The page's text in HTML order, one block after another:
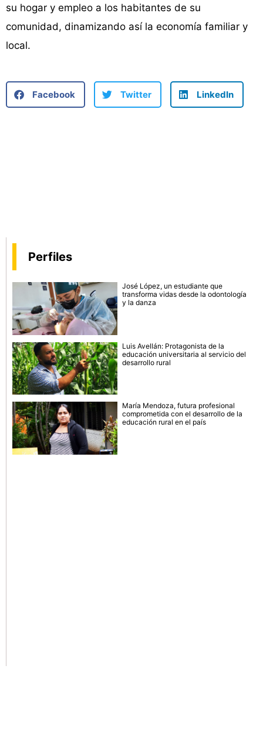
su hogar y empleo a los habitantes de su
comunidad, dinamizando así la economía familiar y
local.
Facebook Twitter LinkedIn
Perfiles
José López, un estudiante que
transforma vidas desde la odontología
y la danza
Luis Avellán: Protagonista de la
educación universitaria al servicio del
desarrollo rural
María Mendoza, futura profesional
comprometida con el desarrollo de la
educación rural en el país